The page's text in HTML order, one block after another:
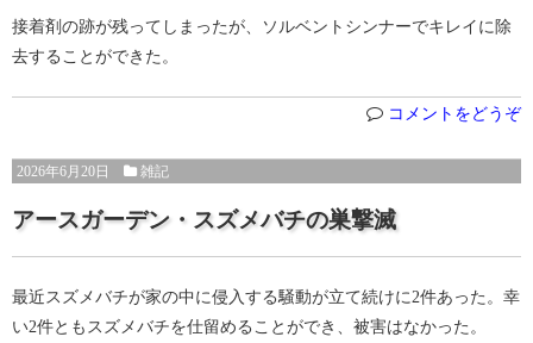
接着剤の跡が残ってしまったが、ソルベントシンナーでキレイに除
去することができた。
コメントをどうぞ
2026年6月20日 雑記
アースガーデン・スズメバチの巣撃滅
最近スズメバチが家の中に侵入する騒動が立て続けに2件あった。幸
い2件ともスズメバチを仕留めることができ、被害はなかった。